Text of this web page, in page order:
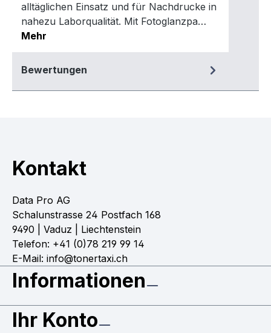
alltäglichen Einsatz und für Nachdrucke in
nahezu Laborqualität. Mit Fotoglanzpa…
Mehr
Bewertungen
Kontakt
Data Pro AG
Schalunstrasse 24 Postfach 168
9490 | Vaduz | Liechtenstein
Telefon: +41 (0)78 219 99 14
E-Mail: info@tonertaxi.ch
Informationen
Ihr Konto